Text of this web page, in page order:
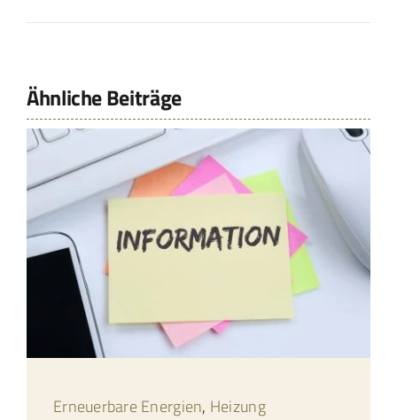
Ähnliche Beiträge
Erneuerbare Energien, Heizung